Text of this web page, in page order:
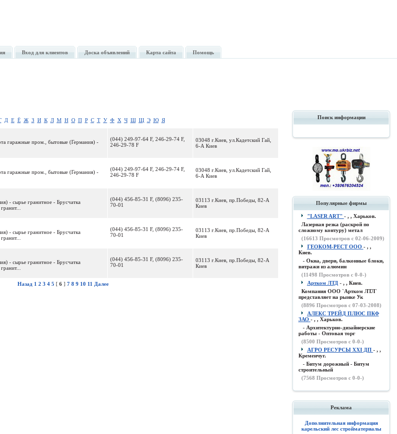
Вход для клиентов Доска объявлений Карта сайта Помощь
Д Е Ё Ж З И К Л М Н О П Р С Т У Ф Х Ч Ш Щ Э Ю Я
гаражные пром., бытовые (Германия) -
(044) 249-97-64 F, 246-29-74 F,
246-29-78 F
03048 г.Киев, ул.Кадетский Гай,
6-А Киев
гаражные пром., бытовые (Германия) -
(044) 249-97-64 F, 246-29-74 F,
246-29-78 F
03048 г.Киев, ул.Кадетский Гай,
6-А Киев
- сырье гранитное - Брусчатка
(044) 456-85-31 F, (8096) 235-
70-01
03113 г.Киев, пр.Победы, 82-А
Киев
- сырье гранитное - Брусчатка
(044) 456-85-31 F, (8096) 235-
70-01
03113 г.Киев, пр.Победы, 82-А
Киев
- сырье гранитное - Брусчатка
(044) 456-85-31 F, (8096) 235-
70-01
03113 г.Киев, пр.Победы, 82-А
Киев
Назад 1 2 3 4 5 [ 6] 7 8 9 10 11 Далее
Поиск информации
Популярные фирмы
"LASER ART" - , , Харьков.
Лазерная резка (раскрой по
сложному контуру) метал
(16613 Просмотров с 02-06-2009)
ГЕОКОМ-РЕСТ ООО - , ,
Киев.
- Окна, двери, балконные блоки,
витражи из алюмин
(11498 Просмотров с 0-0-)
Артком ЛТД- , , Киев.
Компания ООО `Артком ЛТЛ`
представляет на рынке Ук
(8896 Просмотров с 07-03-2008)
АЛЕКС ТРЕЙД ПЛЮС ПКФ
ЗАО - , , Харьков.
- Архитектурно-дизайнерские
работы - Оптовая торг
(8500 Просмотров с 0-0-)
АГРО РЕСУРСЫ XXI ДП - , ,
Кременчуг.
- Битум дорожный - Битум
строительный
(7568 Просмотров с 0-0-)
Реклама
Дополнительная информация
карельский лес стройматериалы